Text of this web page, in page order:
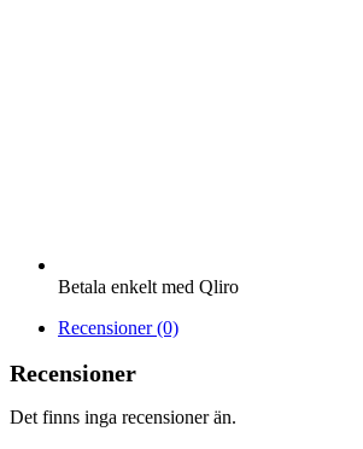
Betala enkelt med Qliro
Recensioner (0)
Recensioner
Det finns inga recensioner än.